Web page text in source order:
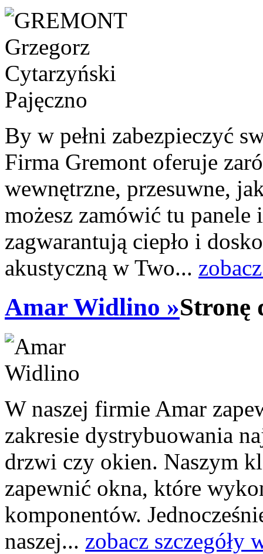
By w pełni zabezpieczyć
Firma Gremont oferuje
wewnętrzne, przesuwne,
możesz zamówić tu panele
zagwarantują ciepło i
akustyczną w Two...
Amar Widlino »Stronę
W naszej firmie Amar
zakresie dystrybuowania
drzwi czy okien. Naszym
zapewnić okna, które
komponentów.
naszej... zobacz szczegóły